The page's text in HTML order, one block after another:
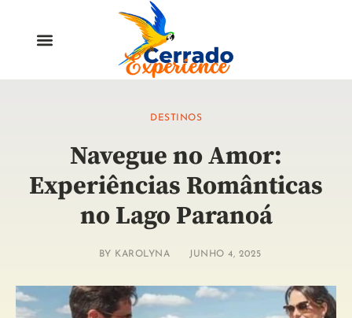
DESTINOS
Navegue no Amor:
Experiências Românticas
no Lago Paranoá
BY KAROLYNA JUNHO 4, 2025